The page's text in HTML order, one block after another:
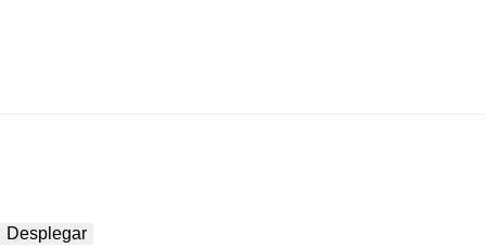
Desplegar